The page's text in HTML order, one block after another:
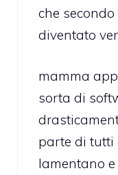
che
diventato
mamma
sorta di
parte di tutti
lamentano